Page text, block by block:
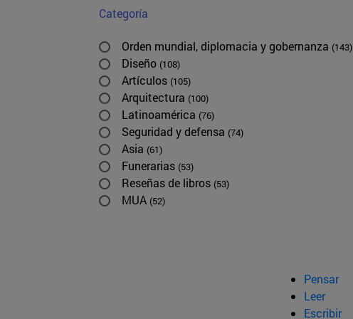
Categoría
Orden mundial, diplomacia y gobernanza (143)
Diseño (108)
Artículos (105)
Arquitectura (100)
Latinoamérica (76)
Seguridad y defensa (74)
Asia (61)
Funerarias (53)
Reseñas de libros (53)
MUA (52)
Pensar
Leer
Escribir